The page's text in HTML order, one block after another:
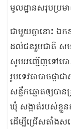
មូលដ្ឋានសរុបប្រ
ជាមួយគ្នានោះ ឯក
ដល់ជនរួមជាតិ ស
សូមអញ្ជើញទៅបោ
រូបទេវតាបាចផ្ក
សន្លឹកឆ្នោតឲ្យបា
ឃុំ សង្កាត់របស់ខ្លួ
ដើម្បីជ្រើសតាំងស